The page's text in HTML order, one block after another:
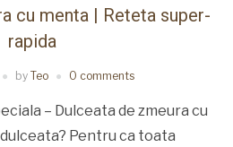
cu menta | Reteta super-
rapida
by Teo 0 comments
– Dulceata de zmeura cu
Pentru ca toata